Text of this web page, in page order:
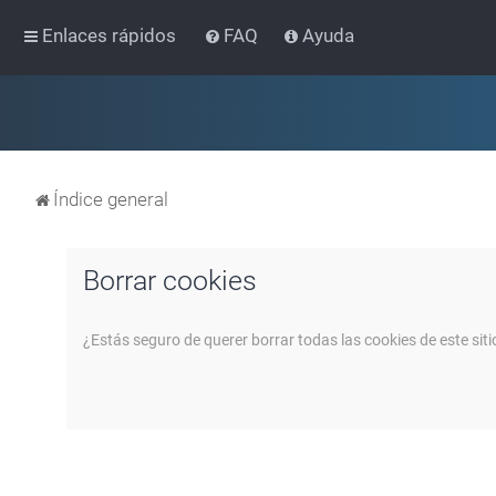
Enlaces rápidos FAQ Ayuda
Índice general
Borrar cookies
¿Estás seguro de querer borrar todas las cookies de este